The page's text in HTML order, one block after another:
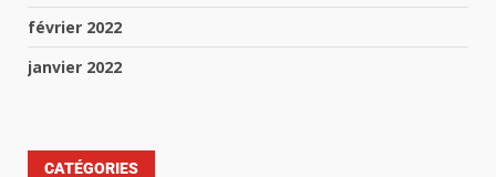
février 2022
janvier 2022
CATÉGORIES